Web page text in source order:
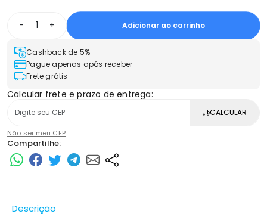
- + Adicionar ao carrinho
Cashback de 5%
Pague apenas após receber
Frete grátis
Calcular frete e prazo de entrega:
CALCULAR
Não sei meu CEP
Compartilhe:
Descrição